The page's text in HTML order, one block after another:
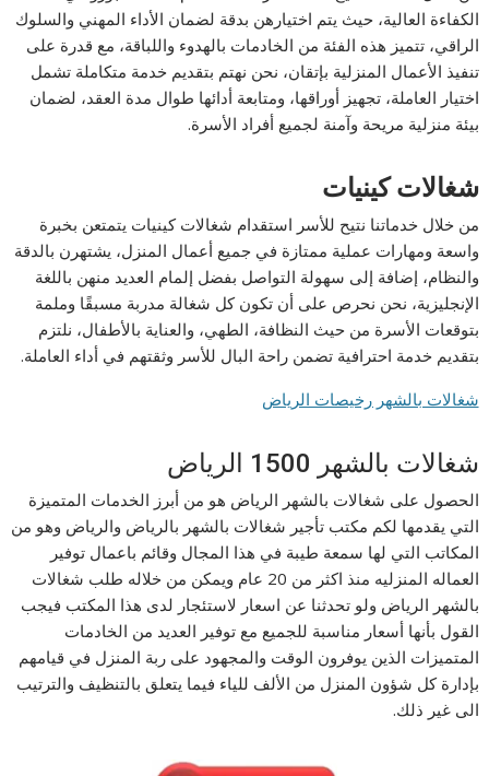
الكفاءة العالية، حيث يتم اختيارهن بدقة لضمان الأداء المهني والسلوك
الراقي، تتميز هذه الفئة من الخادمات بالهدوء واللباقة، مع قدرة على
تنفيذ الأعمال المنزلية بإتقان، نحن نهتم بتقديم خدمة متكاملة تشمل
اختيار العاملة، تجهيز أوراقها، ومتابعة أدائها طوال مدة العقد، لضمان
بيئة منزلية مريحة وآمنة لجميع أفراد الأسرة.
شغالات كينيات
من خلال خدماتنا نتيح للأسر استقدام شغالات كينيات يتمتعن بخبرة
واسعة ومهارات عملية ممتازة في جميع أعمال المنزل، يشتهرن بالدقة
والنظام، إضافة إلى سهولة التواصل بفضل إلمام العديد منهن باللغة
الإنجليزية، نحن نحرص على أن تكون كل شغالة مدربة مسبقًا وملمة
بتوقعات الأسرة من حيث النظافة، الطهي، والعناية بالأطفال، نلتزم
بتقديم خدمة احترافية تضمن راحة البال للأسر وثقتهم في أداء العاملة.
شغالات بالشهر رخيصات الرياض
شغالات بالشهر 1500 الرياض
الحصول على شغالات بالشهر الرياض هو من أبرز الخدمات المتميزة
التي يقدمها لكم مكتب تأجير شغالات بالشهر بالرياض والرياض وهو من
المكاتب التي لها سمعة طيبة في هذا المجال وقائم باعمال توفير
العماله المنزليه منذ اكثر من 20 عام ويمكن من خلاله طلب شغالات
بالشهر الرياض ولو تحدثنا عن اسعار لاستئجار لدى هذا المكتب فيجب
القول بأنها أسعار مناسبة للجميع مع توفير العديد من الخادمات
المتميزات الذين يوفرون الوقت والمجهود على ربة المنزل في قيامهم
بإدارة كل شؤون المنزل من الألف للياء فيما يتعلق بالتنظيف والترتيب
الى غير ذلك.